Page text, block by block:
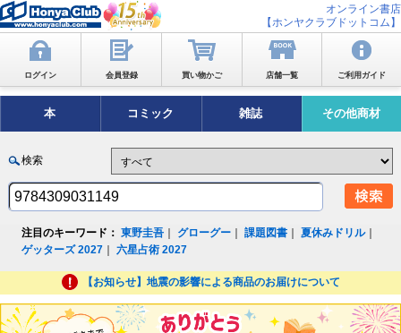
オンライン書店
【ホンヤクラブドットコム】
ログイン 会員登録 買い物かご 店舗一覧 ご利用ガイド
本 コミック 雑誌 その他商材
検索
注目のキーワード： 東野圭吾 グローグー ｜課題図書 ｜夏休みドリル｜
ゲッターズ 2027 ｜六星占術 2027
【お知らせ】地震の影響による商品のお届けについて